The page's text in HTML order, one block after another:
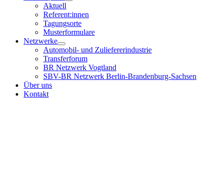
Aktuell
Referent:innen
Tagungsorte
Musterformulare
Netzwerke
Automobil- und Zuliefererindustrie
Transferforum
BR Netzwerk Vogtland
SBV-BR Netzwerk Berlin-Brandenburg-Sachsen
Über uns
Kontakt